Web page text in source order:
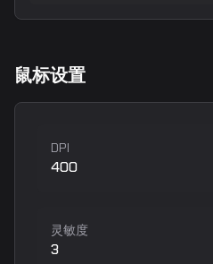
鼠标设置
DPI
400
灵敏度
3